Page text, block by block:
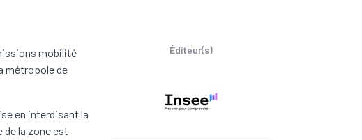
mobilité
métropole de
en interdisant la
la zone est
Éditeur(s)